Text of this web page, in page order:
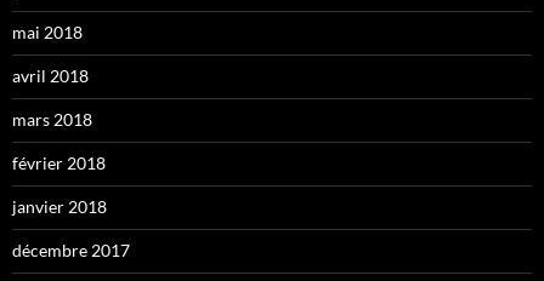
mai 2018
avril 2018
mars 2018
février 2018
janvier 2018
décembre 2017